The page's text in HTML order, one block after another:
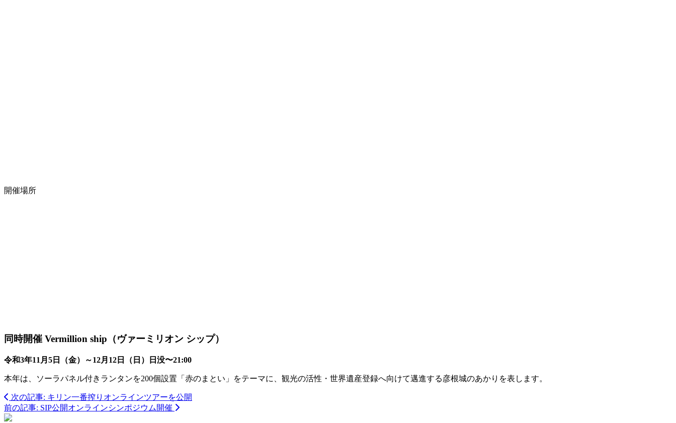
開催場所
同時開催 Vermillion ship（ヴァーミリオン シップ）
令和3年11月5日（金）～12月12日（日）日没〜21:00
本年は、ソーラパネル付きランタンを200個設置「赤のまとい」をテーマに、観光の活性・世界遺産登録へ向けて邁進する彦根城のあかりを表します。
次の記事: キリン一番搾りオンラインツアーを公開
前の記事: SIP公開オンラインシンポジウム開催